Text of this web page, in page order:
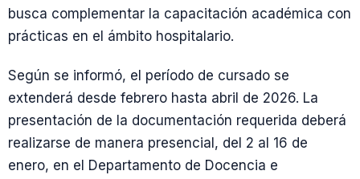
busca complementar la capacitación académica con
prácticas en el ámbito hospitalario.
Según se informó, el período de cursado se
extenderá desde febrero hasta abril de 2026. La
presentación de la documentación requerida deberá
realizarse de manera presencial, del 2 al 16 de
enero, en el Departamento de Docencia e